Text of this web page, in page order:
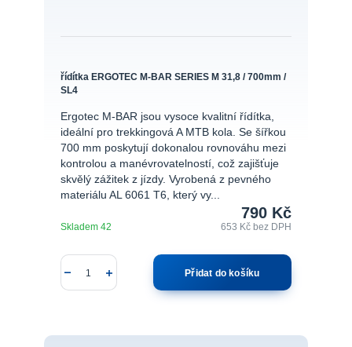
řídítka ERGOTEC M-BAR SERIES M 31,8 / 700mm /
SL4
Ergotec M-BAR jsou vysoce kvalitní řídítka,
ideální pro trekkingová A MTB kola. Se šířkou
700 mm poskytují dokonalou rovnováhu mezi
kontrolou a manévrovatelností, což zajišťuje
skvělý zážitek z jízdy. Vyrobená z pevného
materiálu AL 6061 T6, který vy...
790 Kč
653 Kč bez DPH
Skladem 42
Přidat do košíku